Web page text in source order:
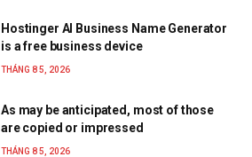
Hostinger AI Business Name Generator
is a free business device
THÁNG 8 5, 2026
As may be anticipated, most of those
are copied or impressed
THÁNG 8 5, 2026